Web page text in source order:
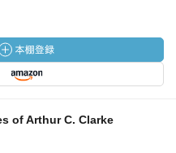
of Arthur C. Clarke